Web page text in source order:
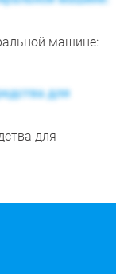
машине:
для